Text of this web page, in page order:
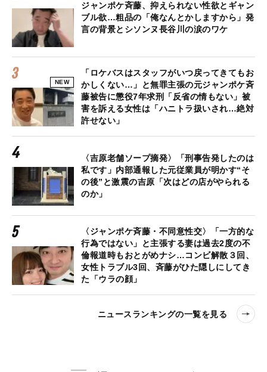
ジャンポケ斉藤、抑えられない性欲とギャン
ブル欲…粗品の「俺なんとかしますから」発
言の背景とシソンヌ長谷川の涙のワケ
NEW
「ロケバスはスタッフがいつ戻ってきてもお
かしくない…」と無罪主張の元ジャンポケ斉
藤被告に懲役7年求刑「反省の情もない」被
害を訴える女性は「ハニトラ扱いされ…絶対
許せない」
〈吉原老舗ソープ摘発〉「刑事告発したのは
私です」内部通報した元従業員が明かす“そ
の後”と激震の吉原「次はどの店がやられる
のか」
〈ジャンポケ斉藤・不同意性交〉「一方的な
行為ではない」と主張する妻は過去2度の不
倫報道時もおとがめナシ…コンビ解散３回、
女性トラブル3回、斉藤がひた隠しにしてき
た「ウラの顔」
ニュースランキングの一覧を見る